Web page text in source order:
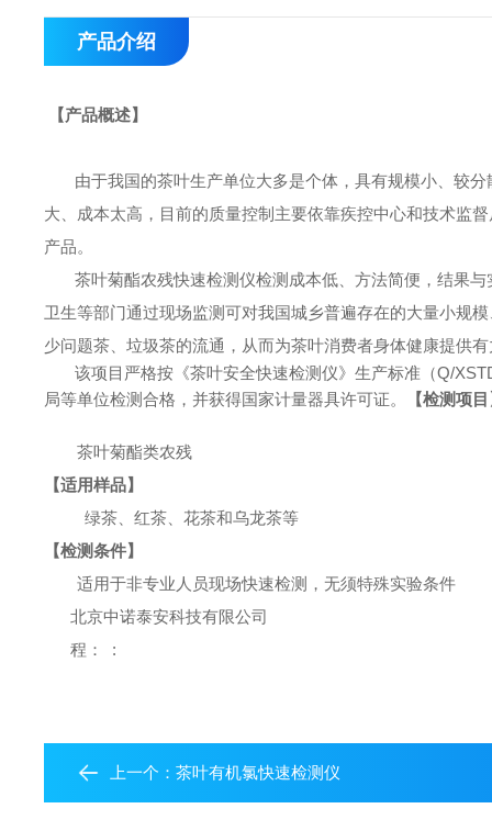
产品介绍
【产品概述】
由于我国的茶叶生产单位大多是个体，具有规模小、较
大、成本太高，目前的质量控制主要依靠疾控中心和技术监
产品。
茶叶菊酯农残快速检测仪检测成本低、方法简便，结果
卫生等部门通过现场监测可对我国城乡普遍存在的大量小规
少问题茶、垃圾茶的流通，从而为茶叶消费者身体健康提供
该项目严格按《茶叶安全快速检测仪》生产标准（Q/
局等单位检测合格，并获得国家计量器具许可证。
【检测项
茶叶菊酯类农残
【适用样品】
绿茶、红茶、花茶和乌龙茶等
【检测条件】
适用于非专业人员现场快速检测，无须特殊实验条件
北京中诺泰安科技有限公司
程：
:
上一个：茶叶有机氯快速检测仪